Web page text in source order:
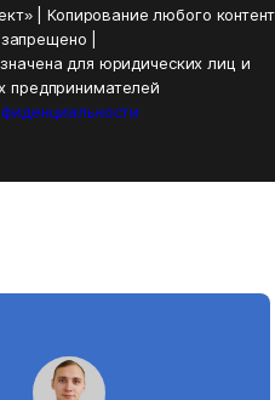
| Копирование любого
|
для юридических лиц и
предпринимателей